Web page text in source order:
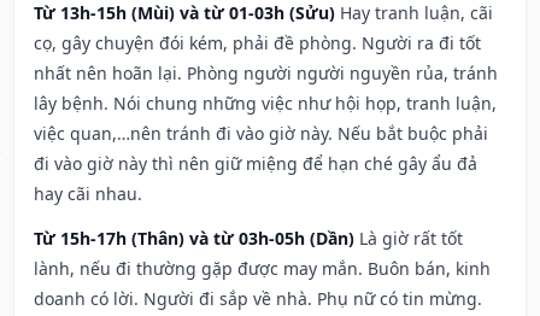
Từ 13h-15h (Mùi) và từ 01-03h (Sửu) Hay tranh luận, cãi
cọ, gây chuyện đói kém, phải đề phòng. Người ra đi tốt
nhất nên hoãn lại. Phòng người người nguyền rủa, tránh
lây bệnh. Nói chung những việc như hội họp, tranh luận,
việc quan,…nên tránh đi vào giờ này. Nếu bắt buộc phải
đi vào giờ này thì nên giữ miệng để hạn ché gây ẩu đả
hay cãi nhau.
Từ 15h-17h (Thân) và từ 03h-05h (Dần) Là giờ rất tốt
lành, nếu đi thường gặp được may mắn. Buôn bán, kinh
doanh có lời. Người đi sắp về nhà. Phụ nữ có tin mừng.